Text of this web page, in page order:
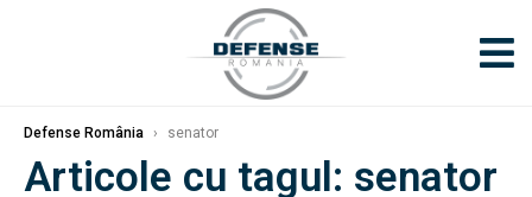
Defense România › senator
Articole cu tagul: senator